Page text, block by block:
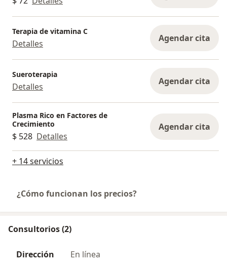
Terapia de vitamina C
Detalles Agendar cita
Sueroterapia
Detalles Agendar cita
Plasma Rico en Factores de
Crecimiento
$ 528 Detalles
Agendar cita
+ 14 servicios
¿Cómo funcionan los precios?
Consultorios (2)
Dirección En línea